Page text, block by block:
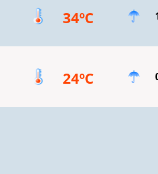
34ºC
24ºC